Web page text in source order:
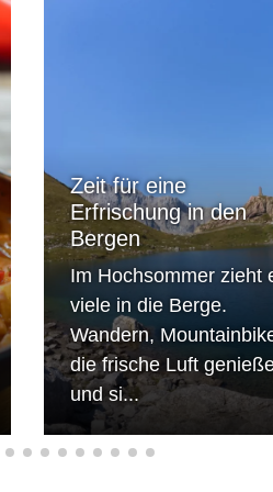
Zeit für eine
Erfrischung in den
Bergen
Im Hochsommer zieht
viele in die Berge.
Wandern,
die frische Luft
und si...